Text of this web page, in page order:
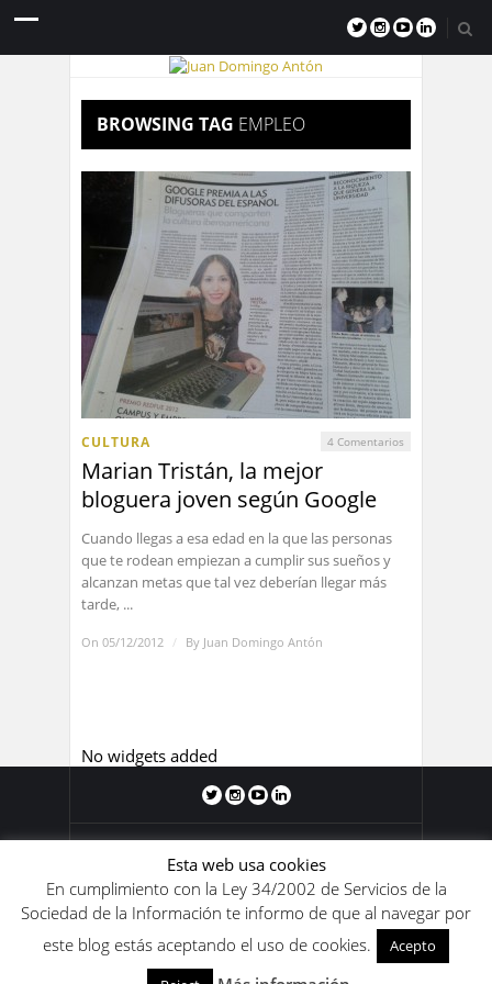
BROWSING TAG EMPLEO
CULTURA 4 Comentarios
Marian Tristán, la mejor
bloguera joven según Google
Cuando llegas a esa edad en la que las personas
que te rodean empiezan a cumplir sus sueños y
alcanzan metas que tal vez deberían llegar más
tarde, ...
On 05/12/2012 / By Juan Domingo Antón
No widgets added
Blog de Juan Domingo Antón 2011-
2020. Los contenidos de este blog se
encuentran bajo unalicencia de Creative
Commons Reconocimiento-
NoComercial-SinObraDerivada 4.0
Internacional.
Esta web usa cookies
En cumplimiento con la Ley 34/2002 de Servicios de la
Sociedad de la Información te informo de que al navegar por
este blog estás aceptando el uso de cookies.
Acepto